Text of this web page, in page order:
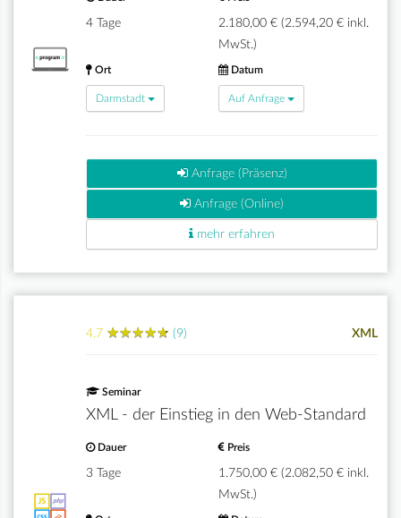
4 Tage
2.180,00 € (2.594,20 € inkl.
MwSt.)
Ort
Darmstadt
Datum
Auf Anfrage
Anfrage (Präsenz)
Anfrage (Online)
mehr erfahren
4.7 ★★★★★
★★★★★ (9) XML
Seminar
XML - der Einstieg in den Web-Standard
Dauer
3 Tage
Preis
1.750,00 € (2.082,50 € inkl.
MwSt.)